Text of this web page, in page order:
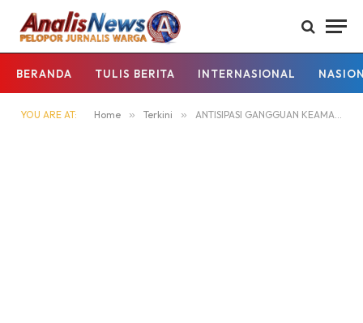
BERANDA TULIS BERITA INTERNASIONAL
YOU ARE AT: Home » Terkini » ANTISIPASI GANGGUAN KEAMANAN DIAREA MAKO, POLSEK KAPUAS HULU TINGKATKAN PENJAGAAN MALAM